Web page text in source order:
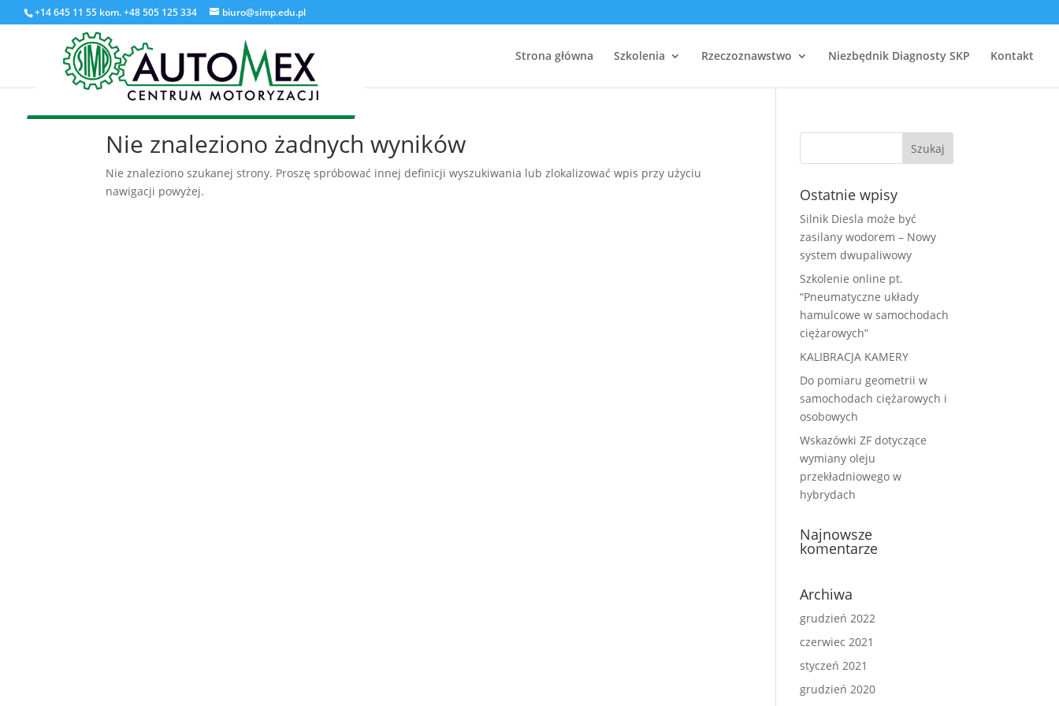
+14 645 11 55 kom. +48 505 125 334 biuro@simp.edu.pl
Strona główna Szkolenia Rzeczoznawstwo Niezbędnik Diagnosty SKP Kontakt
Nie znaleziono żadnych wyników
Nie znaleziono szukanej strony. Proszę spróbować innej definicji wyszukiwania lub zlokalizować wpis przy użyciu
nawigacji powyżej.
Ostatnie wpisy
Silnik Diesla może być
zasilany wodorem – Nowy
system dwupaliwowy
Szkolenie online pt.
“Pneumatyczne układy
hamulcowe w samochodach
ciężarowych”
KALIBRACJA KAMERY
Do pomiaru geometrii w
samochodach ciężarowych i
osobowych
Wskazówki ZF dotyczące
wymiany oleju
przekładniowego w
hybrydach
Najnowsze
komentarze
Archiwa
grudzień 2022
czerwiec 2021
styczeń 2021
grudzień 2020